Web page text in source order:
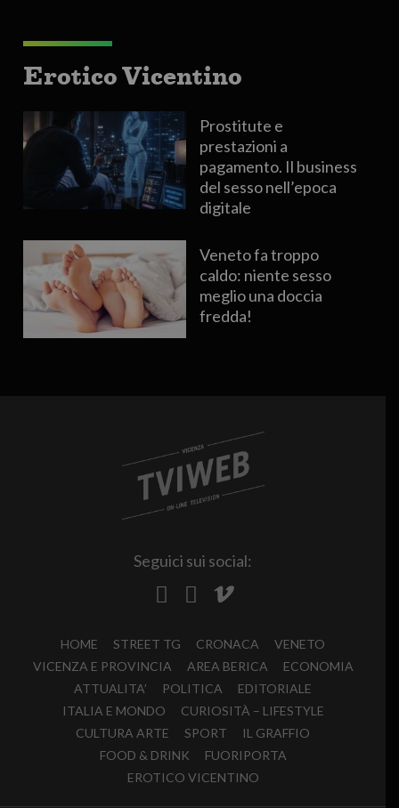
Erotico Vicentino
Prostitute e
prestazioni a
pagamento. Il business
del sesso nell’epoca
digitale
Veneto fa troppo
caldo: niente sesso
meglio una doccia
fredda!
Seguici sui social:
HOME STREET TG CRONACA
VENETO
VICENZA E PROVINCIA
AREA BERICA
ECONOMIA
ATTUALITA’
POLITICA
EDITORIALE
ITALIA E MONDO
CURIOSITÀ – LIFESTYLE
CULTURA ARTE
SPORT
IL GRAFFIO
FOOD & DRINK
FUORIPORTA
EROTICO VICENTINO